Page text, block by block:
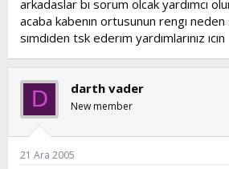
t
a
n
i
h
i
arkadaslar bı sorum olcak yardımcı
acaba kabenın ortusunun rengı neden
sımdıden tsk ederım yardımlarınız ıcın
D darth vader
New member
21 Ara 2005